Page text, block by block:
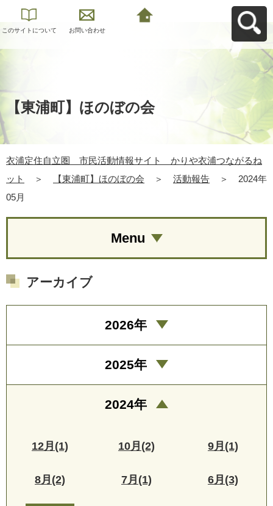
このサイトについて お問い合わせ
【東浦町】ほのぼの会
衣浦定住自立圏 市民活動情報サイト かりや衣浦つながるね
ット
＞ 【東浦町】ほのぼの会 ＞ 活動報告 ＞
2024年
05月
Menu
アーカイブ
2026年
2025年
2024年
12月(1) 10月(2) 9月(1)
8月(2) 7月(1) 6月(3)